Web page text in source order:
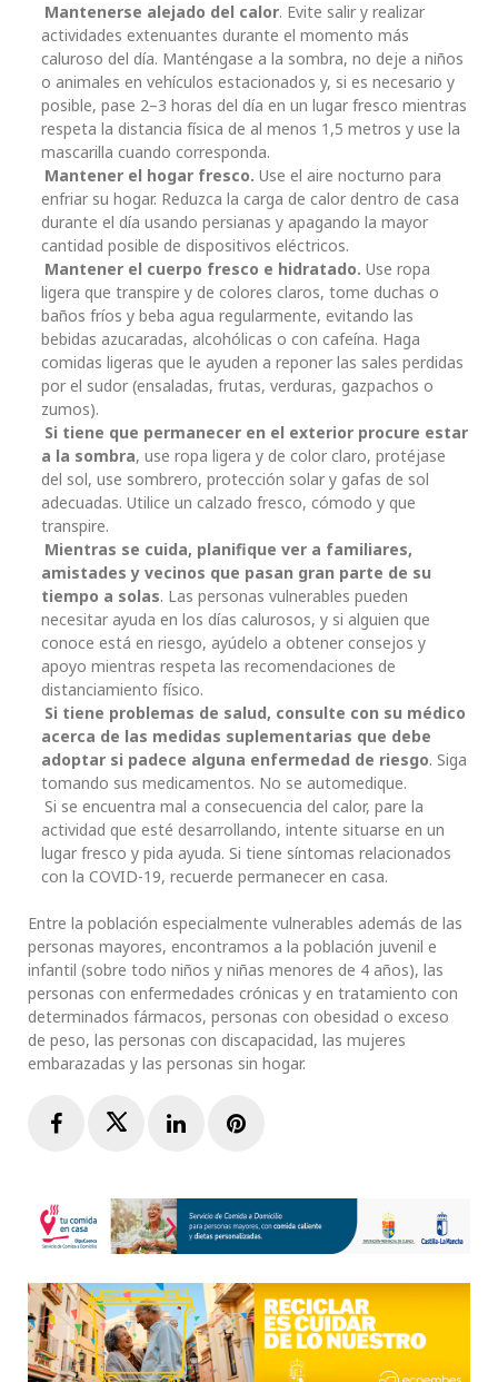
Mantenerse alejado del calor. Evite salir y realizar
actividades extenuantes durante el momento más
caluroso del día. Manténgase a la sombra, no deje a niños
o animales en vehículos estacionados y, si es necesario y
posible, pase 2–3 horas del día en un lugar fresco mientras
respeta la distancia física de al menos 1,5 metros y use la
mascarilla cuando corresponda.
Mantener el hogar fresco. Use el aire nocturno para
enfriar su hogar. Reduzca la carga de calor dentro de casa
durante el día usando persianas y apagando la mayor
cantidad posible de dispositivos eléctricos.
Mantener el cuerpo fresco e hidratado. Use ropa
ligera que transpire y de colores claros, tome duchas o
baños fríos y beba agua regularmente, evitando las
bebidas azucaradas, alcohólicas o con cafeína. Haga
comidas ligeras que le ayuden a reponer las sales perdidas
por el sudor (ensaladas, frutas, verduras, gazpachos o
zumos).
Si tiene que permanecer en el exterior procure estar
a la sombra, use ropa ligera y de color claro, protéjase
del sol, use sombrero, protección solar y gafas de sol
adecuadas. Utilice un calzado fresco, cómodo y que
transpire.
Mientras se cuida, planifique ver a familiares,
amistades y vecinos que pasan gran parte de su
tiempo a solas. Las personas vulnerables pueden
necesitar ayuda en los días calurosos, y si alguien que
conoce está en riesgo, ayúdelo a obtener consejos y
apoyo mientras respeta las recomendaciones de
distanciamiento físico.
Si tiene problemas de salud, consulte con su médico
acerca de las medidas suplementarias que debe
adoptar si padece alguna enfermedad de riesgo. Siga
tomando sus medicamentos. No se automedique.
Si se encuentra mal a consecuencia del calor, pare la
actividad que esté desarrollando, intente situarse en un
lugar fresco y pida ayuda. Si tiene síntomas relacionados
con la COVID-19, recuerde permanecer en casa.
Entre la población especialmente vulnerables además de las
personas mayores, encontramos a la población juvenil e
infantil (sobre todo niños y niñas menores de 4 años), las
personas con enfermedades crónicas y en tratamiento con
determinados fármacos, personas con obesidad o exceso
de peso, las personas con discapacidad, las mujeres
embarazadas y las personas sin hogar.
FacebookTwitterLinkedInPinterest